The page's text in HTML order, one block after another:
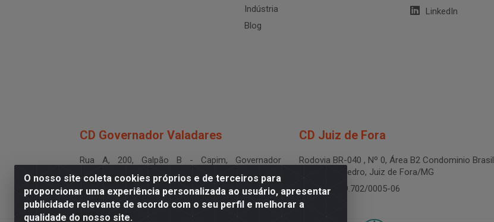
O nosso site coleta cookies próprios e de terceiros para
proporcionar uma experiência personalizada ao usuário, apresentar
publicidade relevante de acordo com o seu perfil e melhorar a
qualidade do nosso site.
Indústria
Blog
LinkedIn
CD Governador Valadares
Rua A, 200, Galpão B - Capim, Governador
Valadares/MG - CEP 35.024-400
CNPJ 19.199.702/0003-36
CD Juiz de Fora
Rodovia BR-040 , Nº 0, Área B2 Condominio Brasil
LOG - São Pedro, Juiz de Fora/MG
CNPJ 19.199.702/0005-06